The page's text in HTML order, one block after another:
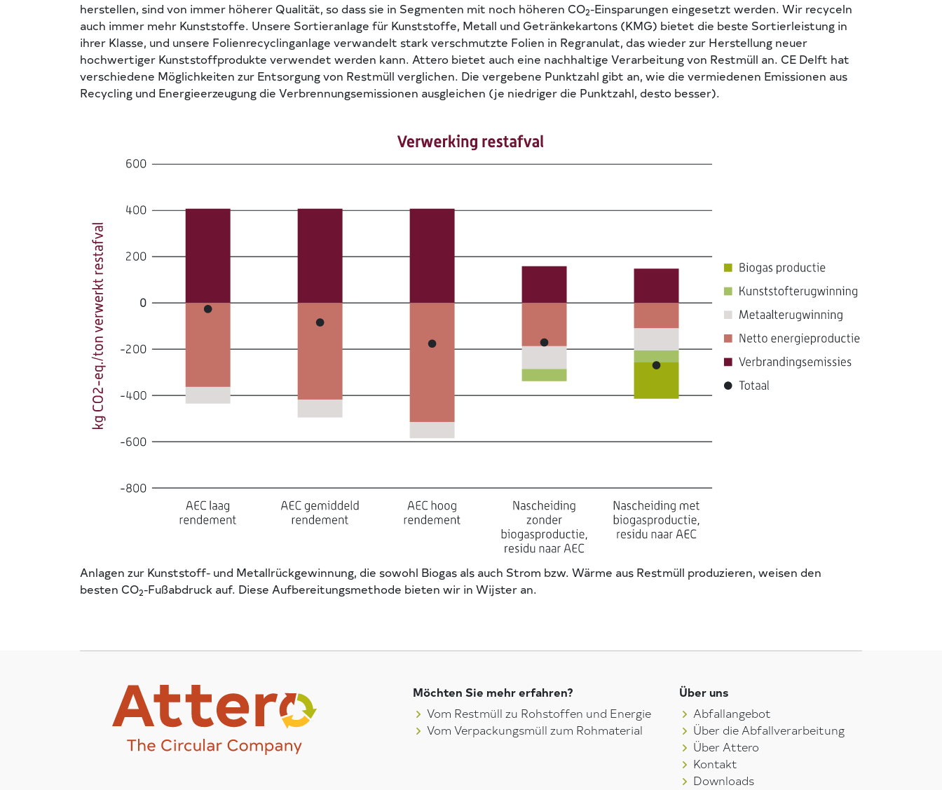
herstellen, sind von immer höherer Qualität, so dass sie in Segmenten mit noch höheren CO2-Einsparungen eingesetzt werden. Wir recyceln
auch immer mehr Kunststoffe. Unsere Sortieranlage für Kunststoffe, Metall und Getränkekartons (KMG) bietet die beste Sortierleistung in
ihrer Klasse, und unsere Folienrecyclinganlage verwandelt stark verschmutzte Folien in Regranulat, das wieder zur Herstellung neuer
hochwertiger Kunststoffprodukte verwendet werden kann. Attero bietet auch eine nachhaltige Verarbeitung von Restmüll an. CE Delft hat
verschiedene Möglichkeiten zur Entsorgung von Restmüll verglichen. Die vergebene Punktzahl gibt an, wie die vermiedenen Emissionen aus
Recycling und Energieerzeugung die Verbrennungsemissionen ausgleichen (je niedriger die Punktzahl, desto besser).
Anlagen zur Kunststoff- und Metallrückgewinnung, die sowohl Biogas als auch Strom bzw. Wärme aus Restmüll produzieren, weisen den
besten CO2-Fußabdruck auf. Diese Aufbereitungsmethode bieten wir in Wijster an.
Möchten Sie mehr erfahren?
Vom Restmüll zu Rohstoffen und Energie
Vom Verpackungsmüll zum Rohmaterial
Über uns
Abfallangebot
Über die Abfallverarbeitung
Über Attero
Kontakt
Downloads